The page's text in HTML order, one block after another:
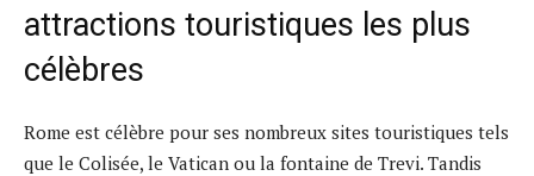
attractions touristiques les plus
célèbres
Rome est célèbre pour ses nombreux sites touristiques tels
que le Colisée, le Vatican ou la fontaine de Trevi. Tandis